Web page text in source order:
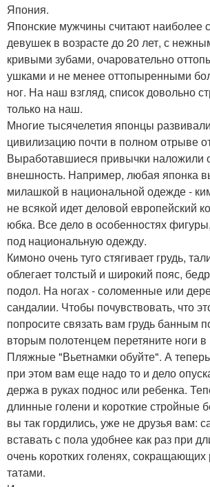
Япония.
Японские мужчины считают наиболее
девушек в возрасте до 20 лет, с
кривыми зубами, очаровательно
ушками и не менее оттопыренными
ног. На наш взгляд, список довольно
только на наш.
Многие тысячелетия японцы
цивилизацию почти в полном отрыве
Выработавшиеся привычки наложили
внешность. Например, любая японка
милашкой в национальной одежде -
не всякой идет деловой европейский
юбка. Все дело в особенностях
под национальную одежду.
Кимоно очень туго стягивает грудь,
облегает толстый и широкий пояс,
подол. На ногах - соломенные или
сандалии. Чтобы почувствовать, что
попросите связать вам грудь банным
вторым полотенцем перетяните ноги в
Пляжные "Вьетнамки обуйте". А теперь
при этом вам еще надо то и дело
держа в руках поднос или ребенка.
длинные голени и короткие стройные
вы так гордились, уже не друзья вам:
вставать с пола удобнее как раз при
очень коротких голенях, сокращающих
татами.